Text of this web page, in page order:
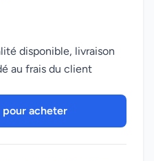
disponible, livraison
au frais du client
acheter